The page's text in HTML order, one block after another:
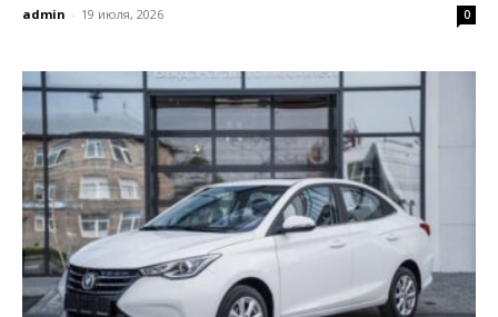
admin - 19 июля, 2026 0